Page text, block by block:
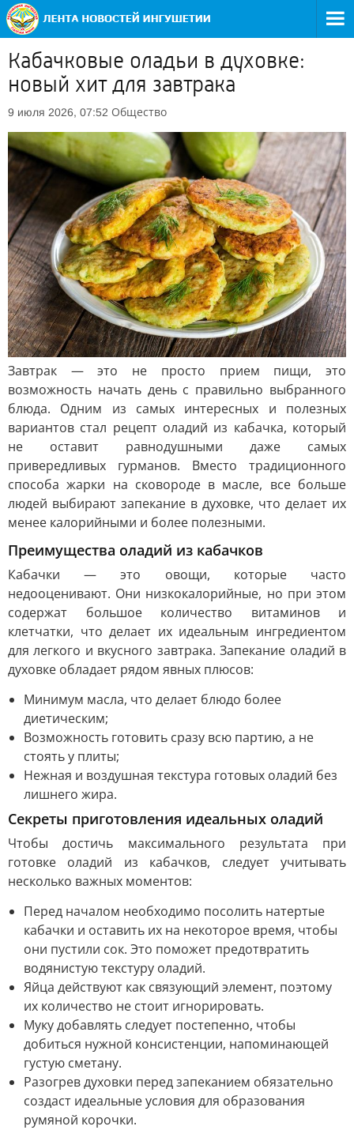
Кабачковые оладьи в духовке:
новый хит для завтрака
9 июля 2026, 07:52 Общество
Завтрак — это не просто прием пищи, это
возможность начать день с правильно выбранного
блюда. Одним из самых интересных и полезных
вариантов стал рецепт оладий из кабачка, который
не оставит равнодушными даже самых
привередливых гурманов. Вместо традиционного
способа жарки на сковороде в масле, все больше
людей выбирают запекание в духовке, что делает их
менее калорийными и более полезными.
Преимущества оладий из кабачков
Кабачки — это овощи, которые часто
недооценивают. Они низкокалорийные, но при этом
содержат большое количество витаминов и
клетчатки, что делает их идеальным ингредиентом
для легкого и вкусного завтрака. Запекание оладий в
духовке обладает рядом явных плюсов:
Минимум масла, что делает блюдо более
диетическим;
Возможность готовить сразу всю партию, а не
стоять у плиты;
Нежная и воздушная текстура готовых оладий без
лишнего жира.
Секреты приготовления идеальных оладий
Чтобы достичь максимального результата при
готовке оладий из кабачков, следует учитывать
несколько важных моментов:
Перед началом необходимо посолить натертые
кабачки и оставить их на некоторое время, чтобы
они пустили сок. Это поможет предотвратить
водянистую текстуру оладий.
Яйца действуют как связующий элемент, поэтому
их количество не стоит игнорировать.
Муку добавлять следует постепенно, чтобы
добиться нужной консистенции, напоминающей
густую сметану.
Разогрев духовки перед запеканием обязательно
создаст идеальные условия для образования
румяной корочки.